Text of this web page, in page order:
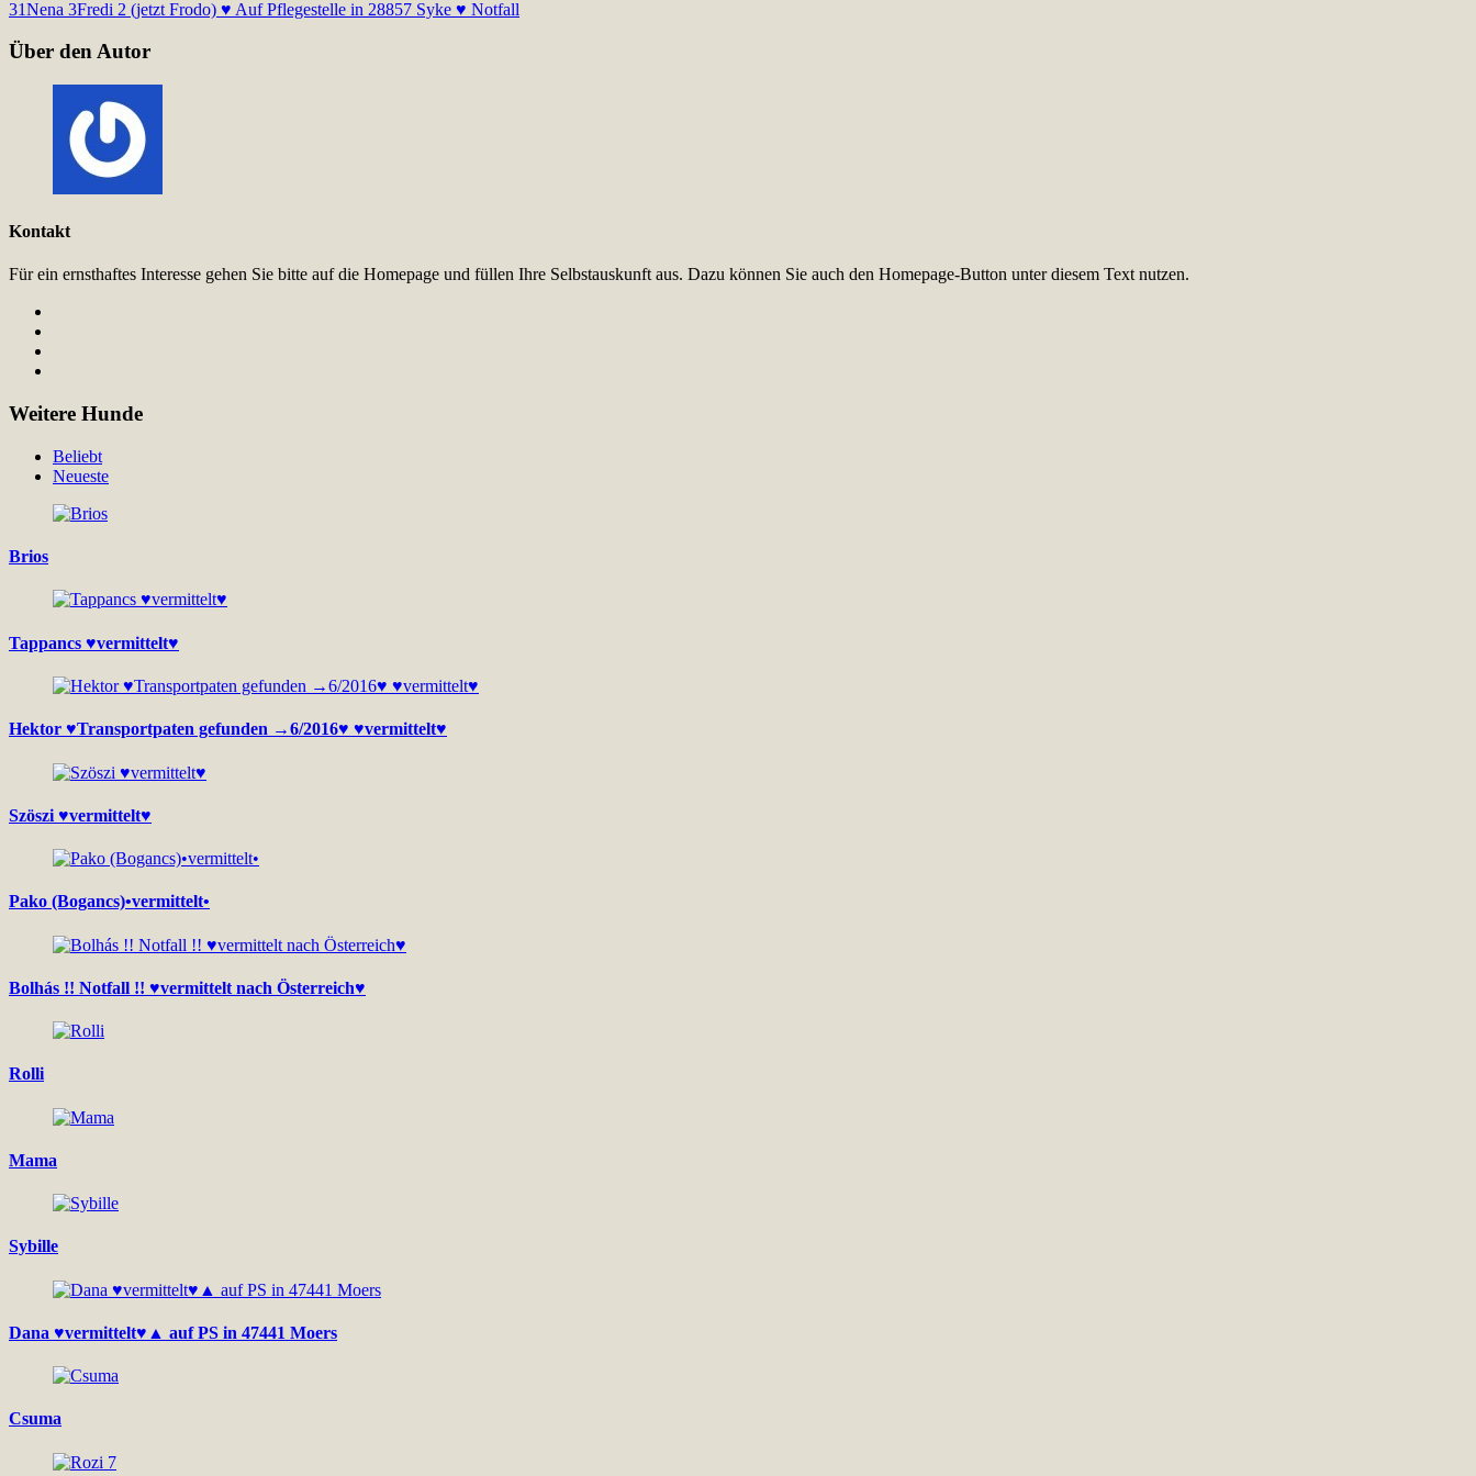
31Nena 3Fredi 2 (jetzt Frodo) ♥ Auf Pflegestelle in 28857 Syke ♥ Notfall
Über den Autor
Kontakt
Für ein ernsthaftes Interesse gehen Sie bitte auf die Homepage und füllen Ihre Selbstauskunft aus. Dazu können Sie auch den Homepage-Button unter diesem Text nutzen.
Weitere Hunde
Beliebt
Neueste
Brios
Tappancs ♥vermittelt♥
Hektor ♥Transportpaten gefunden →6/2016♥ ♥vermittelt♥
Szöszi ♥vermittelt♥
Pako (Bogancs)•vermittelt•
Bolhás !! Notfall !! ♥vermittelt nach Österreich♥
Rolli
Mama
Sybille
Dana ♥vermittelt♥▲ auf PS in 47441 Moers
Csuma